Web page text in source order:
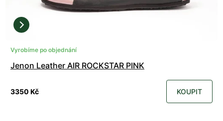
Vyrobíme po objednání
Jenon Leather AIR ROCKSTAR PINK
3350 Kč KOUPIT